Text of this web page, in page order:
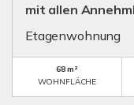
mit allen
Etagenwohnung
68 m²
WOHNFLÄCHE